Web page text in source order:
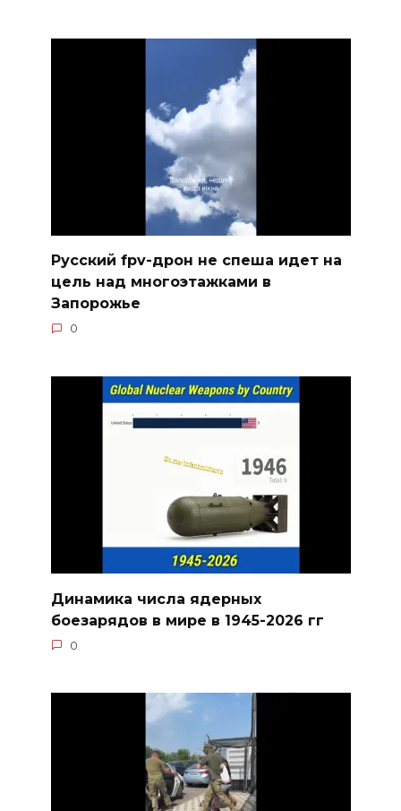
Русский fpv-дрон не спеша идет на
цель над многоэтажками в
Запорожье
0
Динамика числа ядерных
боезарядов в мире в 1945-2026 гг
0